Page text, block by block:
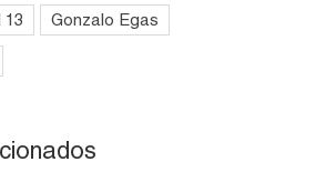
13 Gonzalo Egas